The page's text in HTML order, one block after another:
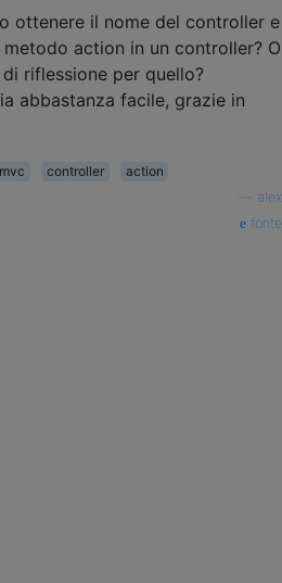
ottenere il nome del controller e
action in un controller? O
riflessione per quello?
abbastanza facile, grazie in
controller
action
alex
fonte